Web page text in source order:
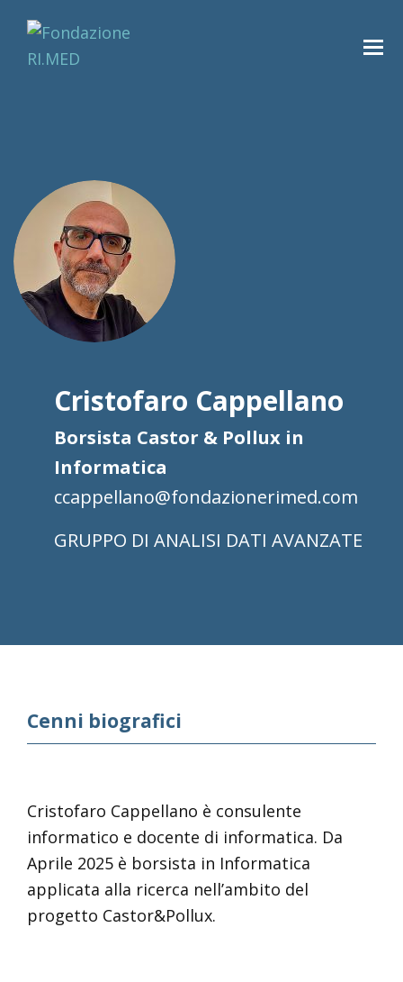
Cristofaro Cappellano
Borsista Castor & Pollux in
Informatica
ccappellano@fondazionerimed.com
ANALISI DATI AVANZATE
Cenni biografici
Cristofaro Cappellano è consulente
informatico e docente di informatica. Da
Aprile 2025 è borsista in Informatica
applicata alla ricerca nell’ambito del
progetto Castor&Pollux.